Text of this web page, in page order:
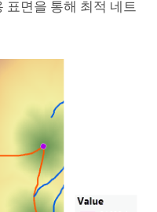
표면을 통해 최적 네트